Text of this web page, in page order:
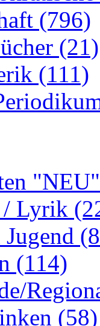
(796)
(21)
(111)
Lyrik
(114)
(58)